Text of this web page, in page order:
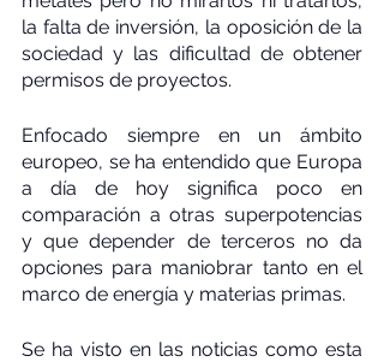
la falta de inversión, la oposición de la
sociedad y las dificultad de obtener
permisos de proyectos.
Enfocado siempre en un ámbito
europeo, se ha entendido que Europa
a día de hoy significa poco en
comparación a otras superpotencias
y que depender de terceros no da
opciones para maniobrar tanto en el
marco de energía y materias primas.
Se ha visto en las noticias como esta